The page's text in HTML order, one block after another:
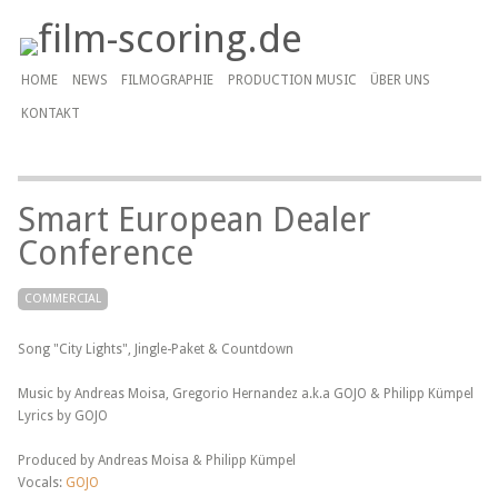
HOME NEWS FILMOGRAPHIE PRODUCTION MUSIC ÜBER UNS
KONTAKT
Smart European Dealer
Conference
COMMERCIAL
Song "City Lights", Jingle-Paket & Countdown
Music by Andreas Moisa, Gregorio Hernandez a.k.a GOJO & Philipp Kümpel
Lyrics by GOJO
Produced by Andreas Moisa & Philipp Kümpel
Vocals: GOJO